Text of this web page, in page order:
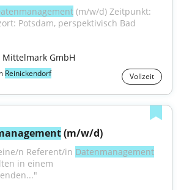
(m/w/d) Zeitpunkt:
Potsdam, perspektivisch Bad
GmbH
Reinickendorf Vollzeit
(m/w/d)
n Referent/in Datenmanagement
in einem